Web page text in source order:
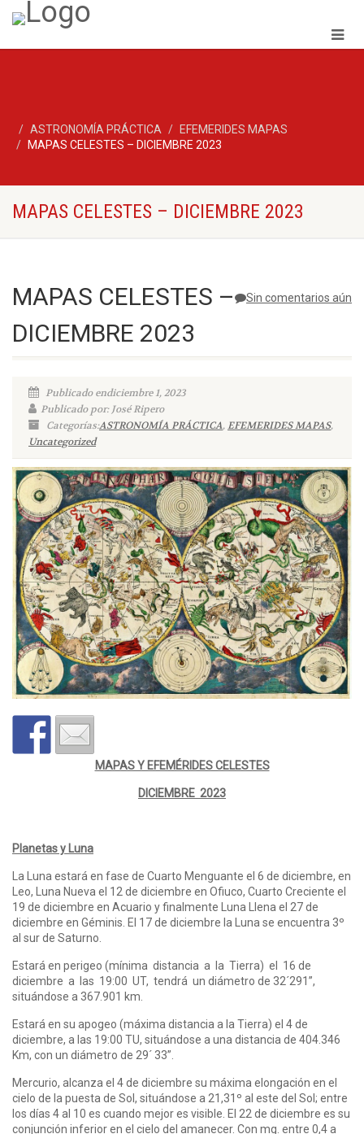
ASTRONOMÍA PRÁCTICA
EFEMERIDES MAPAS
MAPAS CELESTES – DICIEMBRE 2023
MAPAS CELESTES – DICIEMBRE 2023
Sin comentarios aún
MAPAS CELESTES –
DICIEMBRE 2023
Publicado endiciembre 1, 2023
Publicado por: José Ripero
Categorías:ASTRONOMÍA PRÁCTICA,EFEMERIDES MAPAS,
Uncategorized
MAPAS Y EFEMÉRIDES CELESTES
DICIEMBRE 2023
Planetas y Luna
La Luna estará en fase de Cuarto Menguante el 6 de diciembre, en
Leo, Luna Nueva el 12 de diciembre en Ofiuco, Cuarto Creciente el
19 de diciembre en Acuario y finalmente Luna Llena el 27 de
diciembre en Géminis. El 17 de diciembre la Luna se encuentra 3º
al sur de Saturno.
Estará en perigeo (mínima distancia a la Tierra) el 16 de
diciembre a las 19:00 UT, tendrá un diámetro de 32´291”,
situándose a 367.901 km.
Estará en su apogeo (máxima distancia a la Tierra) el 4 de
diciembre, a las 19:00 TU, situándose a una distancia de 404.346
Km, con un diámetro de 29´ 33”.
Mercurio, alcanza el 4 de diciembre su máxima elongación en el
cielo de la puesta de Sol, situándose a 21,31º al este del Sol; entre
los días 4 al 10 es cuando mejor es visible. El 22 de diciembre es su
conjunción inferior en el cielo del amanecer. Con mg. entre 0,4 a